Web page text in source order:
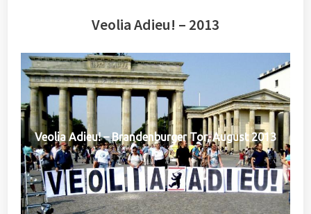
Veolia Adieu! – 2013
Veolia Adieu! – Brandenburger Tor, August 2013